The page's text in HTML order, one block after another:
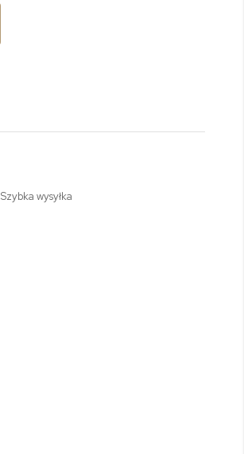
Szybka wysyłka